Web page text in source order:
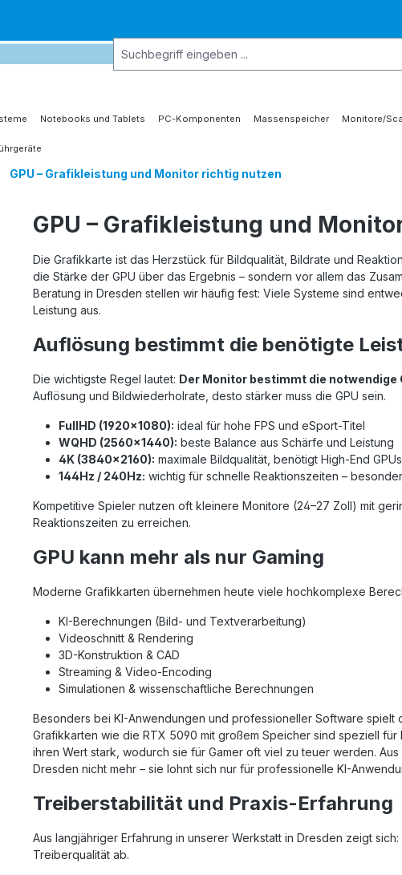
Notebooks und Tablets PC-Komponenten Massenspeicher Monitore/
GPU – Grafikleistung und Monitor richtig nutzen
GPU – Grafikleistung und
Die Grafikkarte ist das Herzstück für Bildqualität, Bildrate und
die Stärke der GPU über das Ergebnis – sondern vor allem das
Beratung in Dresden stellen wir häufig fest: Viele Systeme sind
Leistung aus.
Auflösung bestimmt die benötigte
Die wichtigste Regel lautet: Der Monitor bestimmt die
Auflösung und Bildwiederholrate, desto stärker muss die GPU sein.
FullHD (1920×1080): ideal für hohe FPS und eSport-Titel
WQHD (2560×1440): beste Balance aus Schärfe und Leistung
4K (3840×2160): maximale Bildqualität, benötigt High-End GPUs
144Hz / 240Hz: wichtig für schnelle Reaktionszeiten –
Kompetitive Spieler nutzen oft kleinere Monitore (24–27 Zoll) mit
Reaktionszeiten zu erreichen.
GPU kann mehr als nur Gaming
Moderne Grafikkarten übernehmen heute viele hochkomplexe
KI-Berechnungen (Bild- und Textverarbeitung)
Videoschnitt & Rendering
3D-Konstruktion & CAD
Streaming & Video-Encoding
Simulationen & wissenschaftliche Berechnungen
Besonders bei KI-Anwendungen und professioneller Software spielt
Grafikkarten wie die RTX 5090 mit großem Speicher sind speziell
ihren Wert stark, wodurch sie für Gamer oft viel zu teuer werden.
Dresden nicht mehr – sie lohnt sich nur für professionelle KI-
Treiberstabilität und Praxis-Erfahrung
Aus langjähriger Erfahrung in unserer Werkstatt in Dresden zeigt
Treiberqualität ab.